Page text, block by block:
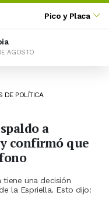
Pico y Placa
AGOSTO
DE POLÍTICA
a
confirmó que
tiene una decisión
la Espriella. Esto dijo: